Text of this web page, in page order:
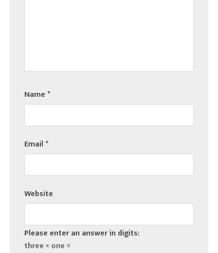
Name*
Email*
Website
Please enter an answer in digits:
three × one =